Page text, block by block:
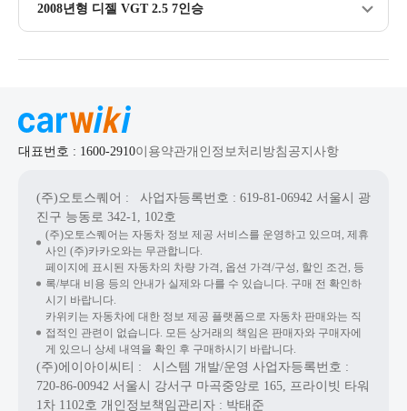
2008년형 디젤 VGT 2.5 7인승
대표번호 : 1600-2910이용약관개인정보처리방침 공지사항
(주)오토스퀘어 : 사업자등록번호 : 619-81-06942 서울시 광
진구 능동로 342-1, 102호
(주)오토스퀘어는 자동차 정보 제공 서비스를 운영하고 있으며, 제휴
사인 (주)카카오와는 무관합니다.
페이지에 표시된 자동차의 차량 가격, 옵션 가격/구성, 할인 조건, 등
록/부대 비용 등의 안내가 실제와 다를 수 있습니다. 구매 전 확인하
시기 바랍니다.
카위키는 자동차에 대한 정보 제공 플랫폼으로 자동차 판매와는 직
접적인 관련이 없습니다. 모든 상거래의 책임은 판매자와 구매자에
게 있으니 상세 내역을 확인 후 구매하시기 바랍니다.
(주)에이아이씨티 : 시스템 개발/운영 사업자등록번호 :
720-86-00942 서울시 강서구 마곡중앙로 165, 프라이빗 타워
1차 1102호 개인정보책임관리자 : 박태준